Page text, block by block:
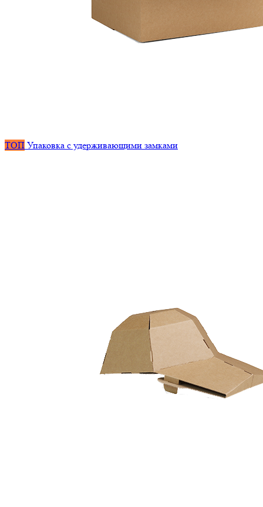
ТОП Упаковка с удерживающими замками